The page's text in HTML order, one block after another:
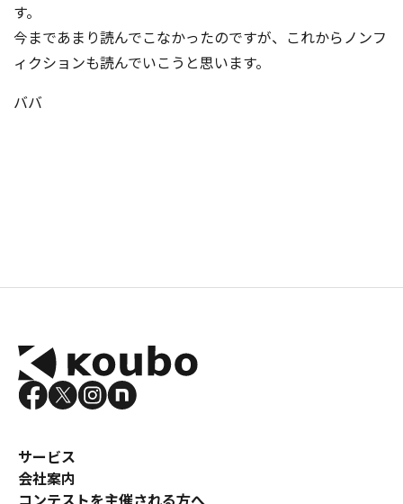
す。
今まであまり読んでこなかったのですが、これからノンフ
ィクションも読んでいこうと思います。
ババ
サービス
会社案内
コンテストを主催される方へ